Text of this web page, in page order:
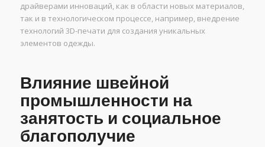
драйверами инноваций, как в области новых материалов,
так и в технологическом процессе, например, внедрение
технологий 3D-печати для создания уникальных
элементов одежды.
Влияние швейной
промышленности на
занятость и социальное
благополучие